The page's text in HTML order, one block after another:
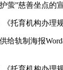
萤”慈善坐点的
育机构办理规
轨制海报Word